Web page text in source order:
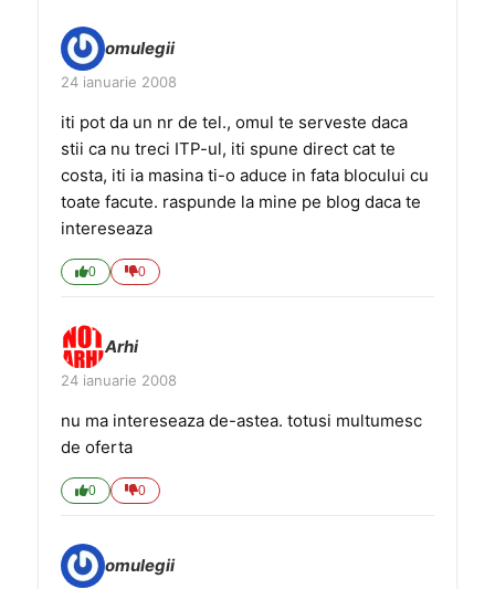
omulegii
24 ianuarie 2008
iti pot da un nr de tel., omul te serveste daca
stii ca nu treci ITP-ul, iti spune direct cat te
costa, iti ia masina ti-o aduce in fata blocului cu
toate facute. raspunde la mine pe blog daca te
intereseaza
0 0
Arhi
24 ianuarie 2008
nu ma intereseaza de-astea. totusi multumesc
de oferta
0 0
omulegii